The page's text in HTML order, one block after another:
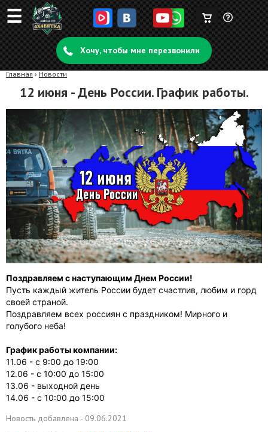
☰ Задать
вопрос
Корзина
пуста
Хочу, чтобы мне перезвонили
Главная › Новости
12 июня - День России. График работы.
Поздравляем с наступающим Днем России!
Пусть каждый житель России будет счастлив, любим и горд
своей страной.
Поздравляем всех россиян с праздником! Мирного и
голубого неба!
График работы компании:
11.06 - с 9:00 до 19:00
12.06 - с 10:00 до 15:00
13.06 - выходной день
14.06 - с 10:00 до 15:00
Новость добавлена - 09.06.2021